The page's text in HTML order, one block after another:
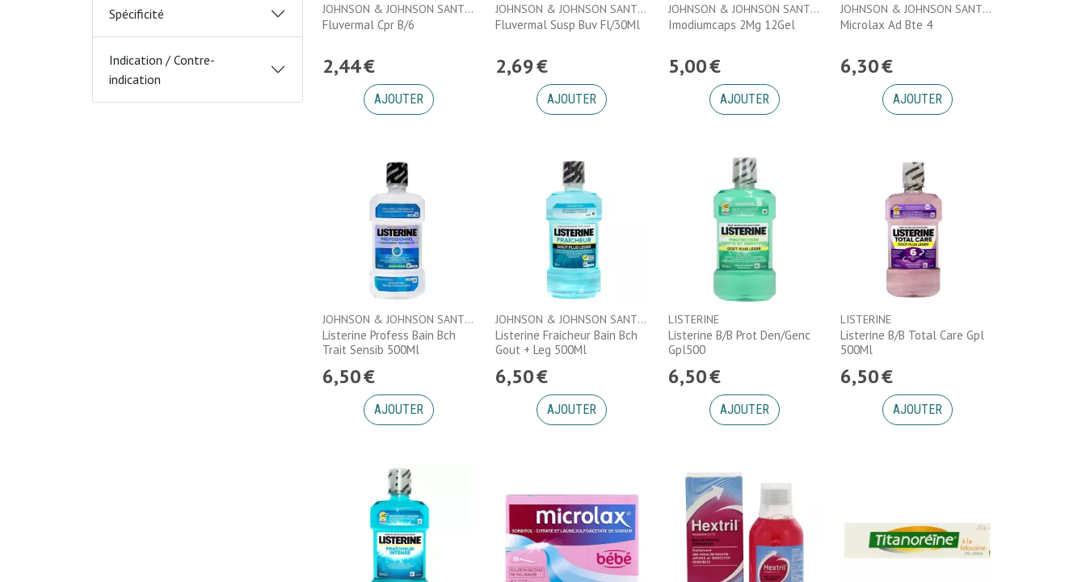
JOHNSON & JOHNSON SANTE BEAUTE FRANCE
Fluvermal Cpr B/6
2,44€
AJOUTER
JOHNSON & JOHNSON SANTE BEAUTE FRANCE
Fluvermal Susp Buv Fl/30Ml
2,69€
AJOUTER
JOHNSON & JOHNSON SANTE BEAUTE FRANCE
Imodiumcaps 2Mg 12Gel
5,00€
AJOUTER
JOHNSON & JOHNSON SANTE BEAUTE FRANCE
Microlax Ad Bte 4
6,30€
AJOUTER
JOHNSON & JOHNSON SANTE BEAUTE FRANCE
Listerine Profess Bain Bch
Trait Sensib 500Ml
6,50€
AJOUTER
JOHNSON & JOHNSON SANTE BEAUTE FRANCE
Listerine Fraicheur Bain Bch
Gout + Leg 500Ml
6,50€
AJOUTER
LISTERINE
Listerine B/B Prot Den/Genc
Gpl500
6,50€
AJOUTER
LISTERINE
Listerine B/B Total Care Gpl
500Ml
6,50€
AJOUTER
Spécificité
Indication / Contre-
indication